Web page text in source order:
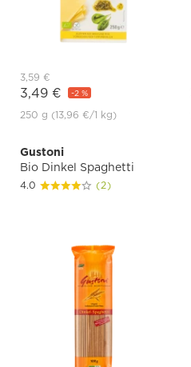
3,59 €
3,49 € -2 %
250 g (13,96 €/1 kg)
Gustoni
Bio Dinkel Spaghetti
4.0 (2)